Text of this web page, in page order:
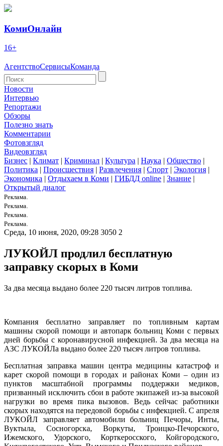
КомиОнлайн
16+
АгентствоСервисыКоманда
Новости
Интервью
Репортажи
Обзоры
Полезно знать
Комментарии
Фотовзгляд
Видеовзгляд
Бизнес | Климат | Криминал | Культура | Наука | Общество |
Политика | Происшествия | Развлечения | Спорт | Экология |
Экономика | Отдыхаем в Коми | ГИБДД online | Знание |
Открытый диалог
Реклама.
Реклама.
Реклама.
Реклама.
Среда, 10 июня, 2020, 09:28 3050 2
ЛУКОЙЛ продлил бесплатную
заправку скорых в Коми
За два месяца выдано более 220 тысяч литров топлива.
Компания бесплатно заправляет по топливным картам
машины скорой помощи и автопарк больниц Коми с первых
дней борьбы с коронавирусной инфекцией. За два месяца на
АЗС ЛУКОЙЛа выдано более 220 тысяч литров топлива.
Бесплатная заправка машин центра медицины катастроф и
карет скорой помощи в городах и районах Коми – один из
пунктов масштабной программы поддержки медиков,
призванный исключить сбои в работе экипажей из-за высокой
нагрузки во время пика вызовов. Ведь сейчас работники
скорых находятся на передовой борьбы с инфекцией. С апреля
ЛУКОЙЛ заправляет автомобили больниц Печоры, Инты,
Вуктыла, Сосногорска, Воркуты, Троицко-Печорского,
Ижемского, Удорского, Корткеросского, Койгородского,